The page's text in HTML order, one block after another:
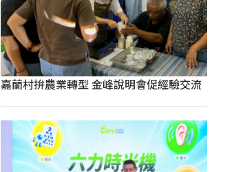
嘉蘭村拚農業轉型 金峰說明會促經驗交流